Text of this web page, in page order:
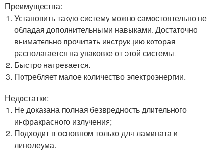
Преимущества:
Установить такую систему можно самостоятельно не
обладая дополнительными навыками. Достаточно
внимательно прочитать инструкцию которая
располагается на упаковке от этой системы.
Быстро нагревается.
Потребляет малое количество электроэнергии.
Недостатки:
Не доказана полная безвредность длительного
инфракрасного излучения;
Подходит в основном только для ламината и
линолеума.